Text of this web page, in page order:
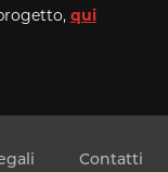
qui
Contatti